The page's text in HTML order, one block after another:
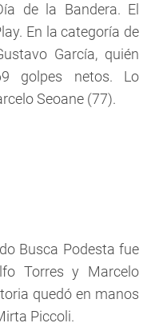
de la Bandera. El
En la categoría de
García, quién
golpes netos. Lo
Seoane (77).
Busca Podesta fue
Torres y Marcelo
quedó en manos
Piccoli.